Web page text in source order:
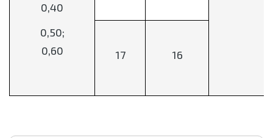
0,40
0,50;
0,60
17 16